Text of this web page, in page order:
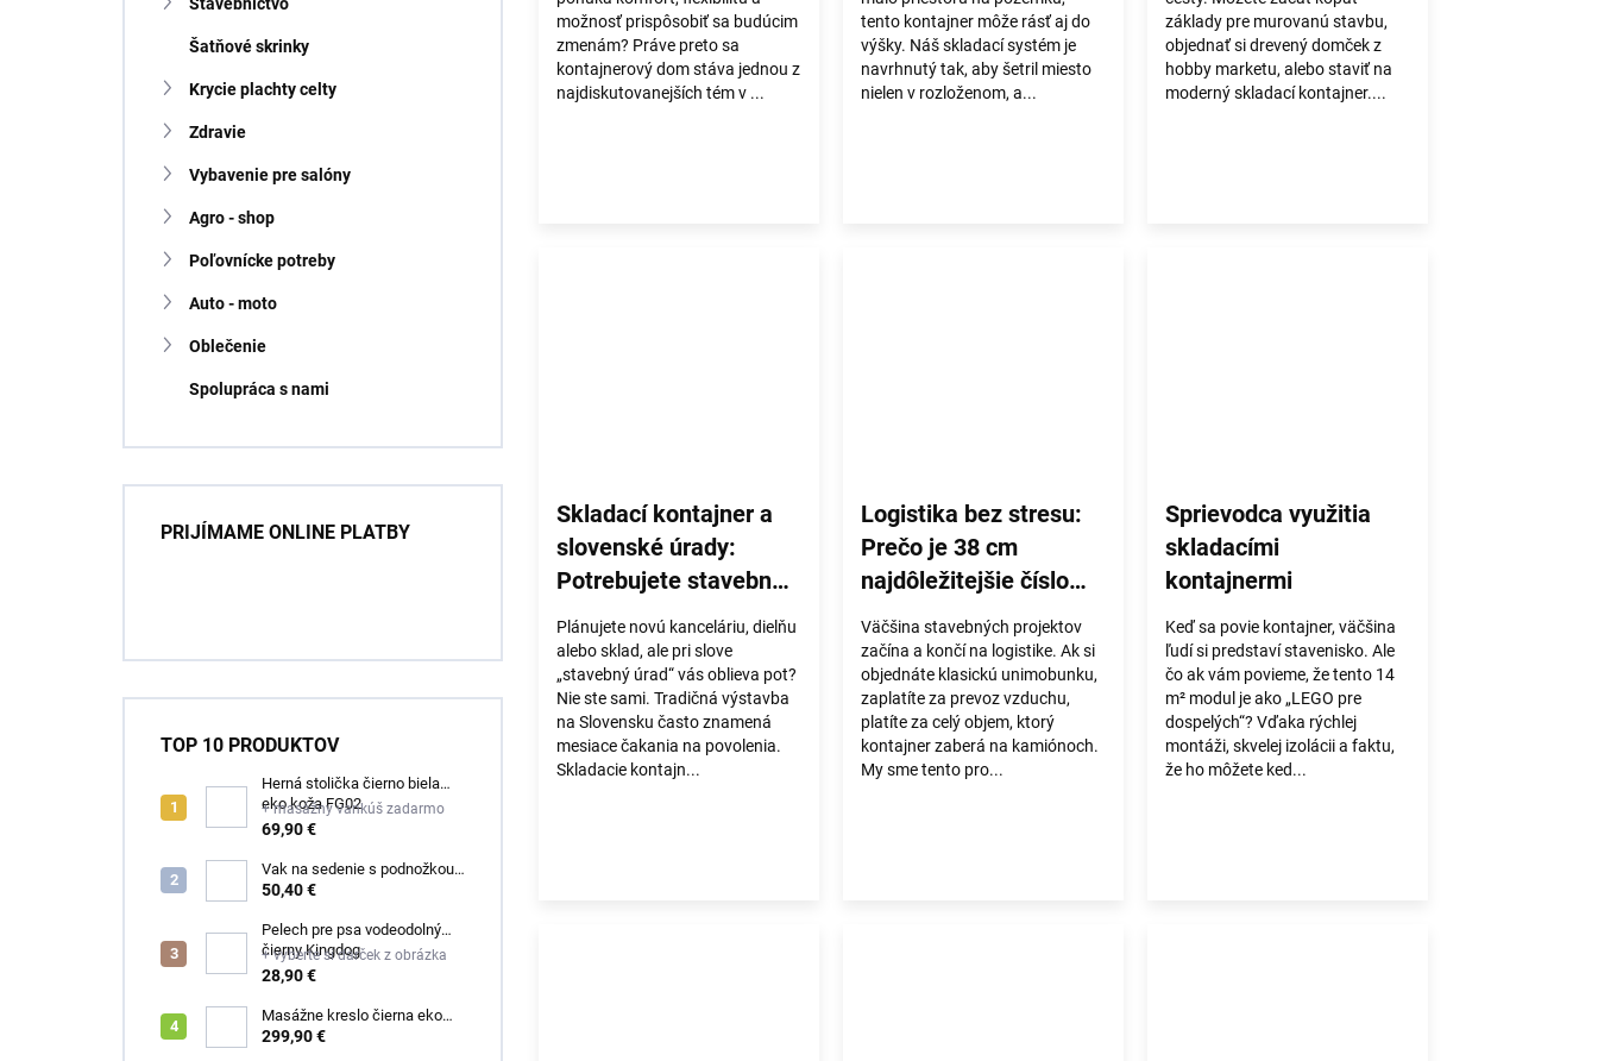
Šatňové skrinky
Krycie plachty celty
Zdravie
Vybavenie pre salóny
Agro - shop
Poľovnícke potreby
Auto - moto
Oblečenie
Spolupráca s nami
PRIJÍMAME ONLINE PLATBY
TOP 10 PRODUKTOV
Herná stolička čierno biela
eko koža FG02
+ masážny vankúš zadarmo
69,90 €
Vak na sedenie s podnožkou
čierny ekokoža
50,40 €
Pelech pre psa vodeodolný
čierny Kingdog
+ vyberte si darček z obrázka
28,90 €
Masážne kreslo čierna eko
koža Box
299,90 €
možnosť prispôsobiť sa budúcim
zmenám? Práve preto sa
kontajnerový dom stáva jednou z
najdiskutovanejších tém v ...
tento kontajner môže rásť aj do
výšky. Náš skladací systém je
navrhnutý tak, aby šetril miesto
nielen v rozloženom, a...
základy pre murovanú stavbu,
objednať si drevený domček z
hobby marketu, alebo staviť na
moderný skladací kontajner....
Skladací kontajner a
slovenské úrady:
Potrebujete stavebné
povolenie?
Plánujete novú kanceláriu, dielňu
alebo sklad, ale pri slove
„stavebný úrad“ vás oblieva pot?
Nie ste sami. Tradičná výstavba
na Slovensku často znamená
mesiace čakania na povolenia.
Skladacie kontajn...
Logistika bez stresu:
Prečo je 38 cm
najdôležitejšie číslo
vášho podnikania?
Väčšina stavebných projektov
začína a končí na logistike. Ak si
objednáte klasickú unimobunku,
zaplatíte za prevoz vzduchu,
platíte za celý objem, ktorý
kontajner zaberá na kamiónoch.
My sme tento pro...
Sprievodca využitia
skladacími
kontajnermi
Keď sa povie kontajner, väčšina
ľudí si predstaví stavenisko. Ale
čo ak vám povieme, že tento 14
m² modul je ako „LEGO pre
dospelých“? Vďaka rýchlej
montáži, skvelej izolácii a faktu,
že ho môžete ked...